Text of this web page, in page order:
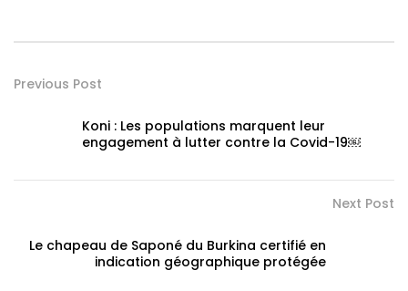
Previous Post
Koni : Les populations marquent leur
engagement à lutter contre la Covid-19￼
Next Post
Le chapeau de Saponé du Burkina certifié en
indication géographique protégée